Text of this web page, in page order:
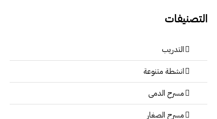
التصنيفات
التدريب
انشطة متنوعة
مسرح الدمى
مسرح الصغار